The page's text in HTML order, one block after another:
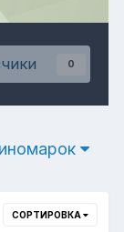
0
СОРТИРОВКА